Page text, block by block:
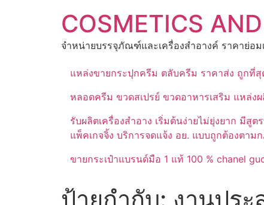
COSMETICS
จำหน่ายบรรจุภัณฑ์และเครื่องสำอางค์ ราคาย่อม
แหล่งขายกระปุกครีม ตลับครีม ราคาส่ง ถูกที่สุ
หลอดครีม ขวดสเปรย์ ขวดอาหารเสริม แหล่ง
รับผลิตเครื่องสำอาง เริ่มต้นง่ายไม่ยุ่งยาก มี
แพ็คเกจจิ้ง บริการจดแจ้ง อย. แบบถูกต้องตา
ขายกระเป๋าแบรนด์มือ 1 แท้ 100 % chanel